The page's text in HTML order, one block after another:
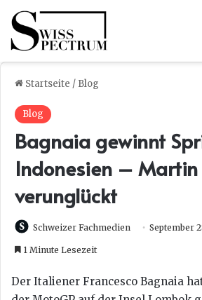
Startseite / Blog
Blog
Bagnaia gewinnt
Indonesien – Martin
verunglückt
Schweizer Fachmedien September
1 Minute Lesezeit
Der Italiener Francesco Bagnaia